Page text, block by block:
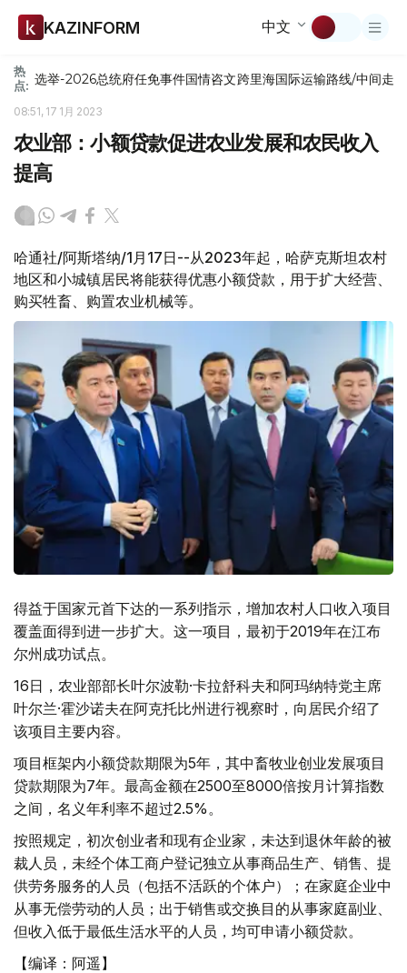
KAZINFORM 中文
热
点: 选举-2026总统府任免事件国情咨文跨里海国际运输路线/中间走廊
08:51, 17 1月 2023
农业部：小额贷款促进农业发展和农民收入
提高
哈通社/阿斯塔纳/1月17日--从2023年起，哈萨克斯坦农村
地区和小城镇居民将能获得优惠小额贷款，用于扩大经营、
购买牲畜、购置农业机械等。
得益于国家元首下达的一系列指示，增加农村人口收入项目
覆盖面得到进一步扩大。这一项目，最初于2019年在江布
尔州成功试点。
16日，农业部部长叶尔波勒·卡拉舒科夫和阿玛纳特党主席
叶尔兰·霍沙诺夫在阿克托比州进行视察时，向居民介绍了
该项目主要内容。
项目框架内小额贷款期限为5年，其中畜牧业创业发展项目
贷款期限为7年。最高金额在2500至8000倍按月计算指数
之间，名义年利率不超过2.5%。
按照规定，初次创业者和现有企业家，未达到退休年龄的被
裁人员，未经个体工商户登记独立从事商品生产、销售、提
供劳务服务的人员（包括不活跃的个体户）；在家庭企业中
从事无偿劳动的人员；出于销售或交换目的从事家庭副业、
但收入低于最低生活水平的人员，均可申请小额贷款。
【编译：阿遥】